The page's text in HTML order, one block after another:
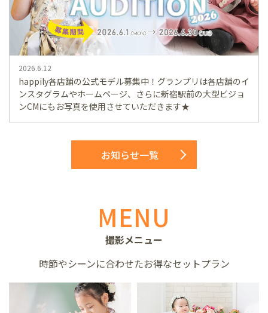
2026.6.12
happily各店舗の公式モデル募集中！グランプリは各店舗のイ
ンスタグラムやホームページ、さらに新宿駅前の大型ビジョ
ンCMにもお写真を使用させていただきます★
お知らせ一覧
MENU
撮影メニュー
時節やシーンに合わせたお得なセットプラン